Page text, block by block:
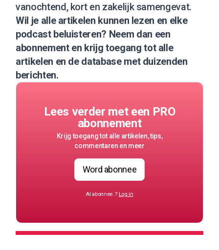
vanochtend, kort en zakelijk samengevat.
Wil je alle artikelen kunnen lezen en elke
podcast beluisteren? Neem dan een
abonnementen krijg toegang tot alle
artikelen en de database met duizenden
berichten.
Lees verder met een PRO
abonnement
Krijg toegang tot alle artikelen, tips,
commentaren en meer
Word abonnee
Al abonnee..? Log in